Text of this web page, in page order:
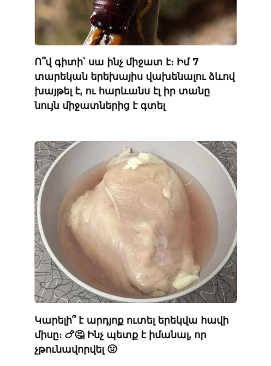
Ո՞վ գիտի՝ սա ինչ միջատ է։ Իմ 7
տարեկան երեխայիս վախենալու ձևով
խայթել է, ու հարևանս էլ իր տանը
նույն միջատներից է գտել
Կարելի՞ է արդյոք ուտել երեկվա հավի
միսը։ 🍗🤔 Ինչ պետք է իմանալ, որ
չթունավորվել 🤢